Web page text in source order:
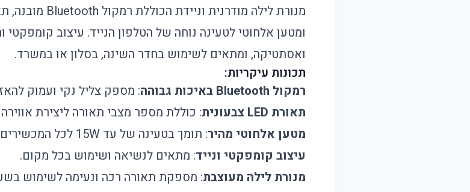
ומטען אלחוטי לטעינה נוחה של הטלפון הנייד. עיצוב קומפקטי
ואסתטיקה, ומתאים לשימוש בחדר השינה, בסלון או במשרד.
תכונות עיקריות:
רמקול Bluetooth באיכות גבוהה
: מספק צליל נקי ועמוק
תאורת LED צבעונית
: כוללת מספר מצבי תאורה ליצירת
מטען אלחוטי מהיר: תומך בטעינה של עד 15W לכל המכשירים התומכים בטעינת Qi.
עיצוב קומפקטי ונייד: מתאים לנשיאה ושימוש בכל מקום.
מנורת לילה מעוצבת: מספקת תאורה רכה ונעימה לשימוש